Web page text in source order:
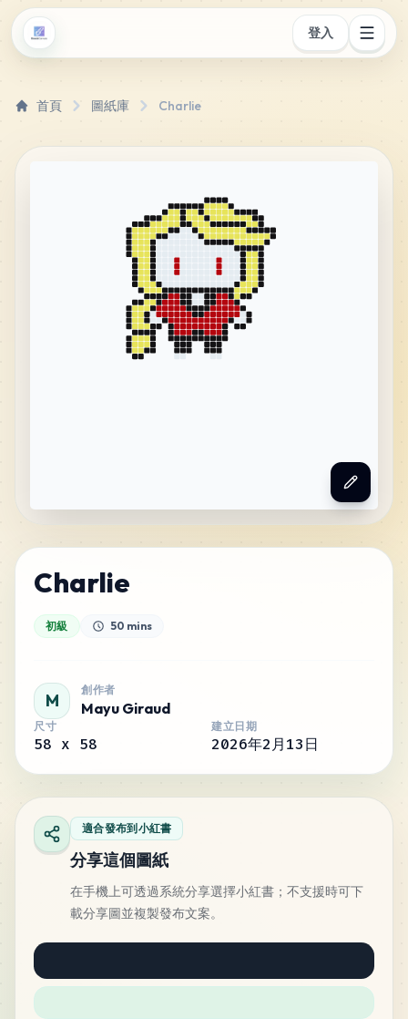
登入
首頁 圖紙庫 Charlie
Charlie
初級 50 mins
M
創作者
Mayu Giraud
尺寸
58 x 58
建立日期
2026年2月13日
適合發布到小紅書
分享這個圖紙
在手機上可透過系統分享選擇小紅書；不支援時可下
載分享圖並複製發布文案。